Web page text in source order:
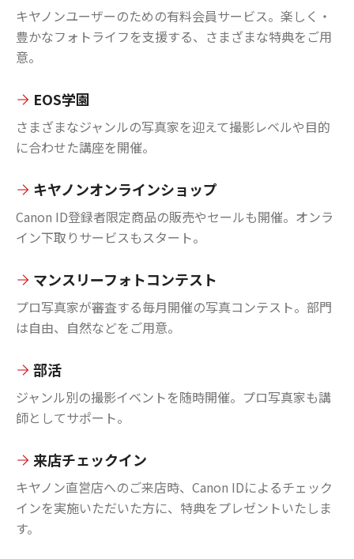
キヤノンユーザーのための有料会員サービス。楽しく・
豊かなフォトライフを支援する、さまざまな特典をご用
意。
EOS学園
さまざまなジャンルの写真家を迎えて撮影レベルや目的
に合わせた講座を開催。
キヤノンオンラインショップ
Canon ID登録者限定商品の販売やセールも開催。オンラ
イン下取りサービスもスタート。
マンスリーフォトコンテスト
プロ写真家が審査する毎月開催の写真コンテスト。部門
は自由、自然などをご用意。
部活
ジャンル別の撮影イベントを随時開催。プロ写真家も講
師としてサポート。
来店チェックイン
キヤノン直営店へのご来店時、Canon IDによるチェック
インを実施いただいた方に、特典をプレゼントいたしま
す。